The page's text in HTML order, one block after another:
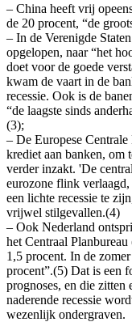
– China heeft vrij
de 20 procent, “de
– In de Verenigde
opgelopen, naar “het
doet voor de goede
kwam de vaart in de
recessie. Ook is de
“de laagste sinds
(3);
– De Europese
krediet aan banken, om
verder inzakt. 'De
eurozone flink
een lichte recessie te
vrijwel stilgevallen.(4)
– Ook Nederland
het Centraal
1,5 procent. In de
procent”.(5) Dat is een
prognoses, en die zitten
naderende recessie
wezenlijk ondergraven.